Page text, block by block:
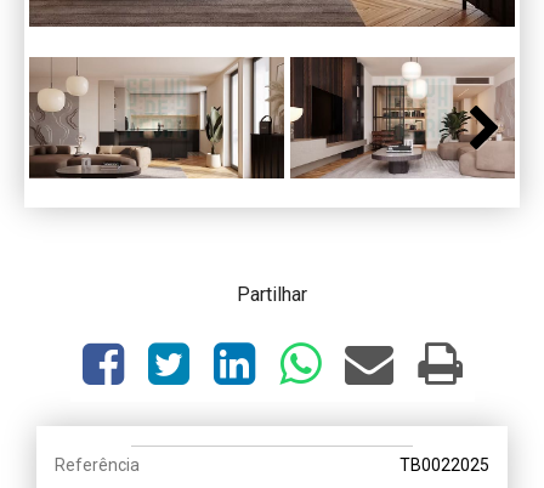
Next
Partilhar
Referência
TB0022025